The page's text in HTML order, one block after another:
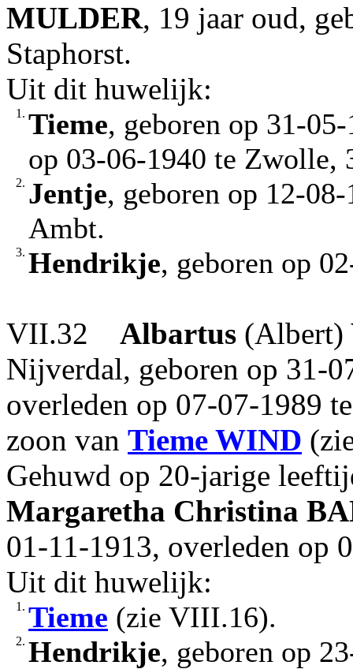
MULDER, 19 jaar oud,
Staphorst.
Uit dit huwelijk:
1. Tieme, geboren op 31-
op 03-06-1940 te Zwolle,
2. Jentje, geboren op 12-
Ambt.
3. Hendrikje, geboren op
VII.32 Albartus (Albert)
Nijverdal, geboren op 31-
overleden op 07-07-1989
zoon van Tieme WIND
Gehuwd op 20-jarige
Margaretha Christina
01-11-1913, overleden op
Uit dit huwelijk:
1. Tieme (zie VIII.16).
2. Hendrikje, geboren op